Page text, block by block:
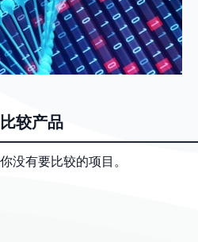
比较产品
你没有要比较的项目。